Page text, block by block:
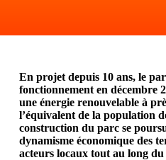
En projet depuis 10 ans, le
fonctionnement en décembre
une énergie renouvelable à
l’équivalent de la population
construction du parc se
dynamisme économique des
acteurs locaux tout au long